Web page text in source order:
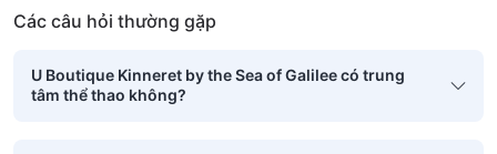
Các câu hỏi thường gặp
U Boutique Kinneret by the Sea of Galilee có trung
tâm thể thao không?